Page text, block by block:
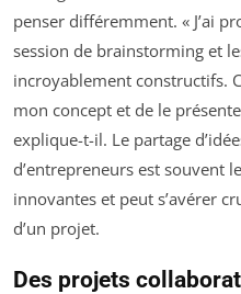
penser différemment. « J’ai
session de brainstorming et
incroyablement constructifs.
mon concept et de le
explique-t-il. Le partage
d’entrepreneurs est souvent
innovantes et peut s’avérer
d’un projet.
Des projets